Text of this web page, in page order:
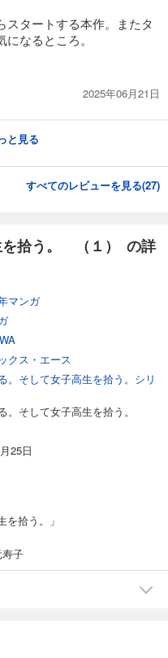
スタートする本作。またタ
なるところ。
2025年06月21日
と見る
すべてのレビューを見る(27)
を拾う。 （１） の詳
マンガ
クス・エース
。そして女子高生を拾う。シリ
。そして女子高生を拾う。
25日
を拾う。」
子